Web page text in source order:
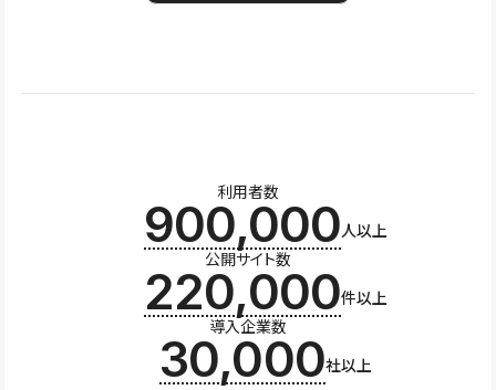
利用者数
900,000人以上
公開サイト数
220,000件以上
導入企業数
30,000社以上